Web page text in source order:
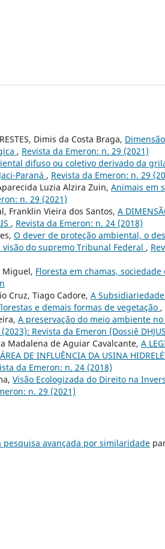
Dimis da Costa Braga,
, Revista da Emeron: n. 29 (2021)
difuso ou coletivo derivado da
Paraná , Revista da Emeron: n. 29
Luzia Alzira Zuin, Animais em
n. 29 (2021)
Franklin Vieira dos Santos, A
, Revista da Emeron: n. 24 (2018)
O dever de proteção ambiental, o
do supremo Tribunal Federal ,
Miguel, Floresta em chamas,
Cruz, Tiago Cadore, A
e demais formas de vegetação ,
A preservação do meio ambiente
Revista da Emeron (Dossiê
Madalena de Aguiar Cavalcante, A
DE INFLUÊNCIA DA USINA
da Emeron: n. 24 (2018)
Visão Ecologizada do Direito na
n. 29 (2021)
pesquisa avançada por similaridade